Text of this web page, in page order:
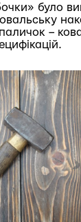
було
–